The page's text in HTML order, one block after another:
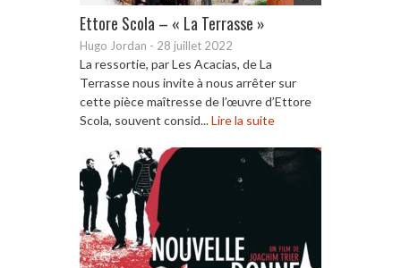
Ettore Scola – « La Terrasse »
Hugo Jordan - 28 juillet 2022
La ressortie, par Les Acacias, de La
Terrasse nous invite à nous arrêter sur
cette pièce maîtresse de l’œuvre d’Ettore
Scola, souvent consid...Lire la suite